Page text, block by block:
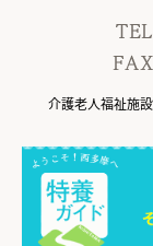
介護老人福祉施